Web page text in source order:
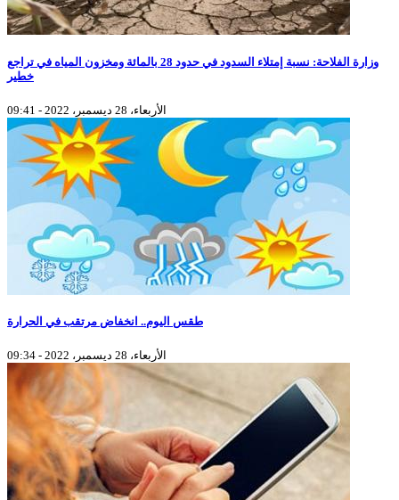
وزارة الفلاحة: نسبة إمتلاء السدود في حدود 28 بالمائة ومخزون المياه في تراجع
خطير
الأربعاء، 28 ديسمبر، 2022 - 09:41
طقس اليوم.. انخفاض مرتقب في الحرارة
الأربعاء، 28 ديسمبر، 2022 - 09:34